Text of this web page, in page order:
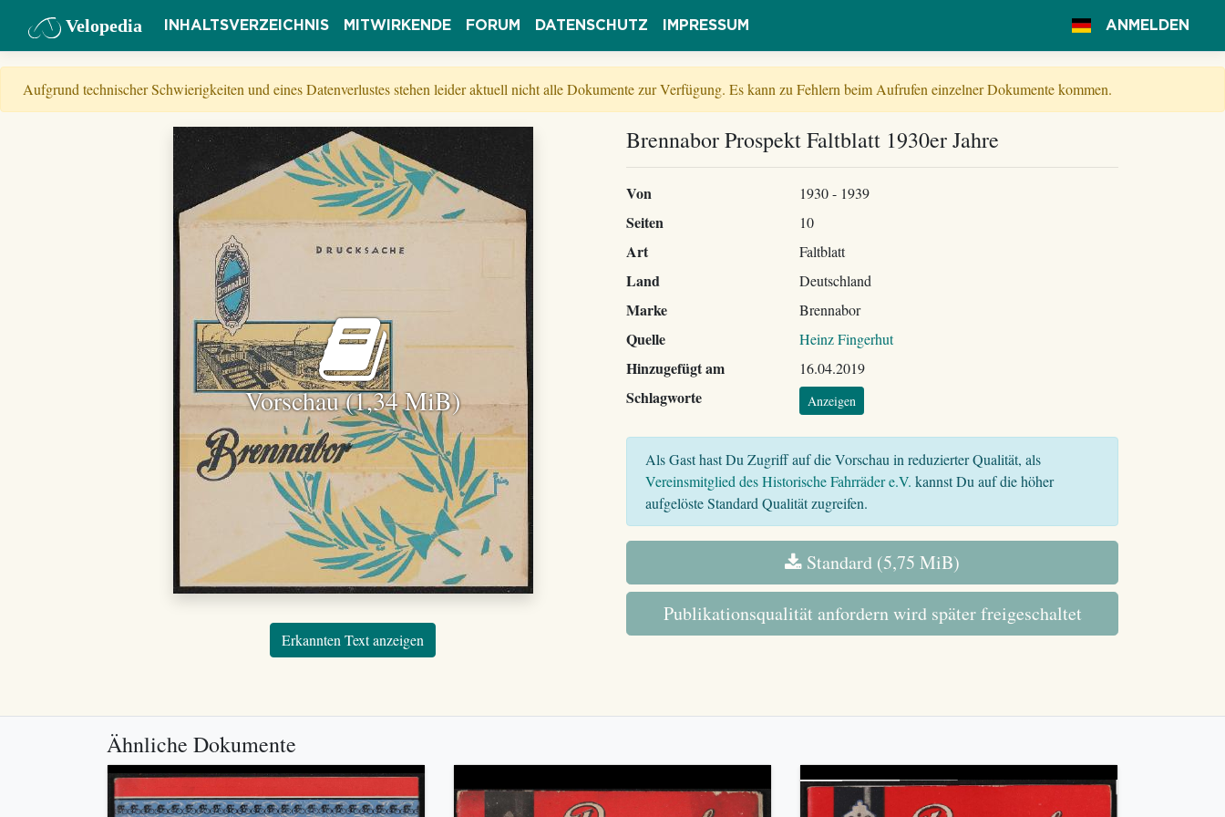
Velopedia INHALTSVERZEICHNIS MITWIRKENDE FORUM DATENSCHUTZ IMPRESSUM ANMELDEN
Aufgrund technischer Schwierigkeiten und eines Datenverlustes stehen leider aktuell nicht alle Dokumente zur Verfügung. Es kann zu Fehlern beim Aufrufen einzelner Dokumente kommen.
Vorschau (1,34 MiB)
Erkannten Text anzeigen
Brennabor Prospekt Faltblatt 1930er Jahre
Von 1930 - 1939
Seiten 10
Art Faltblatt
Land Deutschland
Marke Brennabor
Quelle Heinz Fingerhut
Hinzugefügt am 16.04.2019
Schlagworte Anzeigen
Als Gast hast Du Zugriff auf die Vorschau in reduzierter Qualität, als
Vereinsmitglied des Historische Fahrräder e.V. kannst Du auf die höher
aufgelöste Standard Qualität zugreifen.
Standard (5,75 MiB)
Publikationsqualität anfordern wird später freigeschaltet
Ähnliche Dokumente